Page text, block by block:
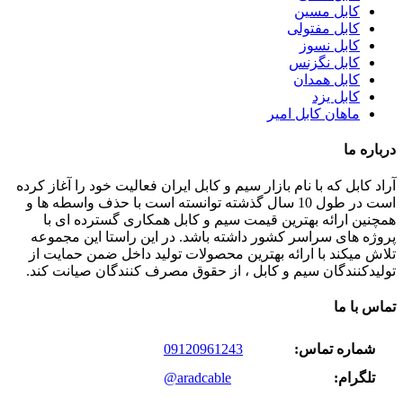
کابل مسین
کابل مفتولی
کابل نسوز
کابل نگزنس
کابل همدان
کابل یزد
ماهان کابل امیر
درباره ما
آراد کابل که با نام بازار سیم و کابل ایران فعالیت خود را آغاز کرده
است در طول 10 سال گذشته توانسته است با حذف واسطه ها و
همچنین ارائه بهترین قیمت سیم و کابل همکاری گسترده ای با
پروژه های سراسر کشور داشته باشد. در این راستا این مجموعه
تلاش میکند با ارائه بهترین محصولات تولید داخل ضمن حمایت از
تولیدکنندگان سیم و کابل ، از حقوق مصرف کنندگان صیانت کند.
تماس با ما
شماره تماس:
09120961243
تلگرام:
@aradcable